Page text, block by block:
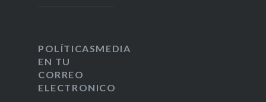
POLÍTICASMEDIA
EN TU
CORREO
ELECTRONICO